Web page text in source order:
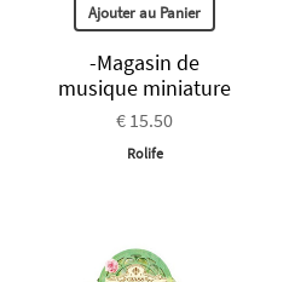
Ajouter au Panier
-Magasin de
musique miniature
€ 15.50
Rolife